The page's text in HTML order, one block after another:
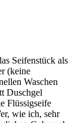
Seifenstück als
(keine
Waschen
Duschgel
Flüssigseife
wie ich, sehr